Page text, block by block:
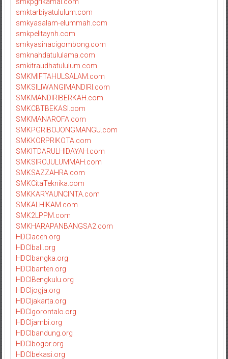
smktarbiyatululum.com
smkyasalam-elummah.com
smkpelitaynh.com
smkyasinacigombong.com
smknahdatululama.com
smkitraudhatululum.com
SMKMIFTAHULSALAM.com
SMKSILIWANGIMANDIRI.com
SMKMANDIRIBERKAH.com
SMKCBTBEKASI.com
SMKMANAROFA.com
SMKPGRIBOJONGMANGU.com
SMKKORPRIKOTA.com
SMKITDARULHIDAYAH.com
SMKSIROJULUMMAH.com
SMKSAZZAHRA.com
SMKCitaTeknika.com
SMKKARYAUNCINTA.com
SMKALHIKAM.com
SMK2LPPM.com
SMKHARAPANBANGSA2.com
HDCIaceh.org
HDCIbali.org
HDCIbangka.org
HDCIbanten.org
HDCIBengkulu.org
HDCIjogja.org
HDCIjakarta.org
HDCIgorontalo.org
HDCIjambi.org
HDCIbandung.org
HDCIbogor.org
HDCIbekasi.org